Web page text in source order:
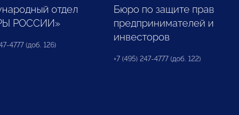
отдел
РОССИИ»
4777 (доб. 126)
Бюро по защите прав
предпринимателей и
инвесторов
+7 (495) 247-4777 (доб. 122)